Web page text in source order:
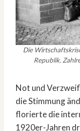
Die
Republik.
Not und
die Stimmung
florierte die
1920er-Jahren